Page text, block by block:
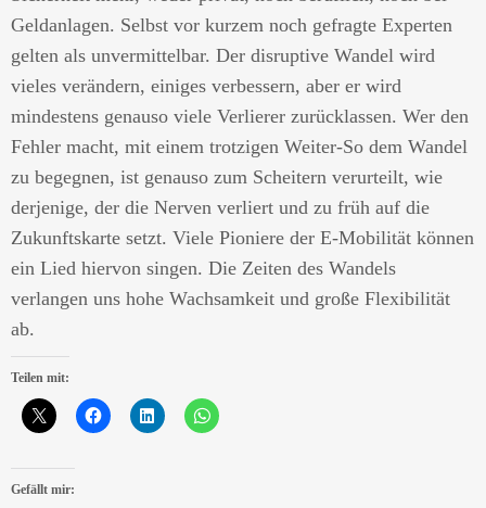
Geldanlagen. Selbst vor kurzem noch gefragte Experten
gelten als unvermittelbar. Der disruptive Wandel wird
vieles verändern, einiges verbessern, aber er wird
mindestens genauso viele Verlierer zurücklassen. Wer den
Fehler macht, mit einem trotzigen Weiter-So dem Wandel
zu begegnen, ist genauso zum Scheitern verurteilt, wie
derjenige, der die Nerven verliert und zu früh auf die
Zukunftskarte setzt. Viele Pioniere der E-Mobilität können
ein Lied hiervon singen. Die Zeiten des Wandels
verlangen uns hohe Wachsamkeit und große Flexibilität
ab.
Teilen mit:
Gefällt mir: